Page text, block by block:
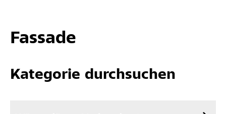
Fassade
Kategorie durchsuchen